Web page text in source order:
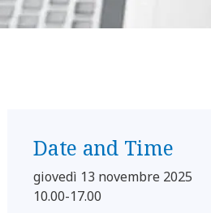
Date and Time
giovedì 13 novembre 2025
10.00-17.00